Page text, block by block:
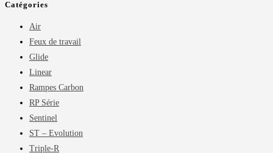
Catégories
Air
Feux de travail
Glide
Linear
Rampes Carbon
RP Série
Sentinel
ST – Evolution
Triple-R